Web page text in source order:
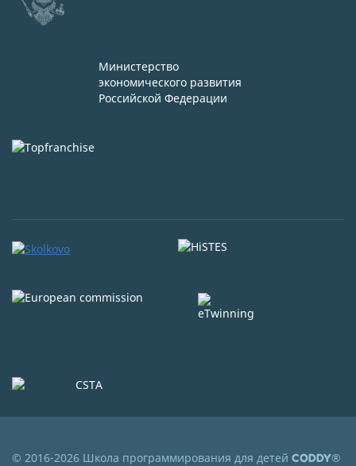
Министерство
экономического развития
Российской Федерации
© 2016-2026 Школа программирования для детей CODDY®